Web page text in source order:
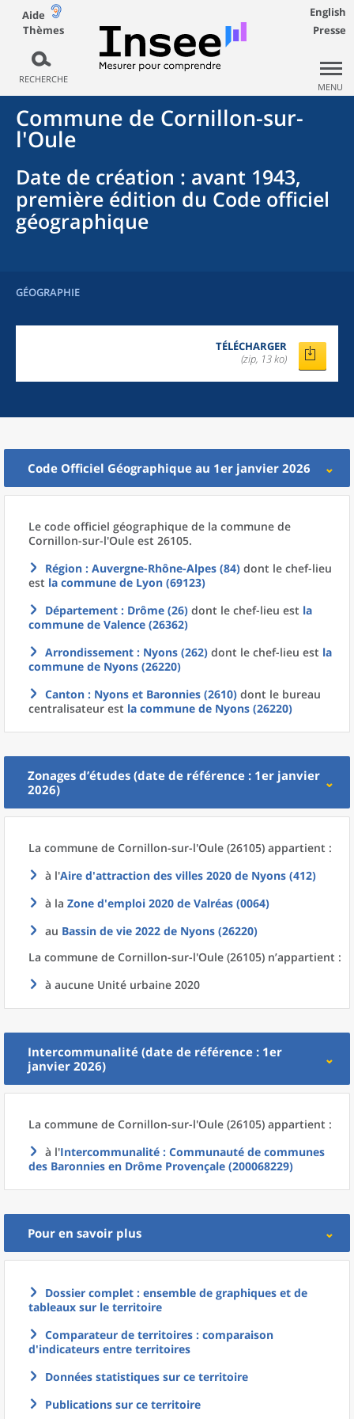
Aide
Thèmes
RECHERCHE
English
Presse
MENU
Commune de Cornillon-sur-
l'Oule
Date de création : avant 1943,
première édition du Code officiel
géographique
GÉOGRAPHIE
TÉLÉCHARGER
(zip, 13 ko)
Code Officiel Géographique au 1er janvier 2026
Le code officiel géographique de la commune de
Cornillon-sur-l'Oule est 26105.
Région : Auvergne-Rhône-Alpes (84) dont le chef-lieu
est la commune de Lyon (69123)
Département : Drôme (26) dont le chef-lieu est la
commune de Valence (26362)
Arrondissement : Nyons (262) dont le chef-lieu est la
commune de Nyons (26220)
Canton : Nyons et Baronnies (2610) dont le bureau
centralisateur est la commune de Nyons (26220)
Zonages d’études (date de référence : 1er janvier
2026)
La commune de Cornillon-sur-l'Oule (26105) appartient :
à l'Aire d'attraction des villes 2020 de Nyons (412)
à la Zone d'emploi 2020 de Valréas (0064)
au Bassin de vie 2022 de Nyons (26220)
La commune de Cornillon-sur-l'Oule (26105) n’appartient :
à aucune Unité urbaine 2020
Intercommunalité (date de référence : 1er
janvier 2026)
La commune de Cornillon-sur-l'Oule (26105) appartient :
à l'Intercommunalité : Communauté de communes
des Baronnies en Drôme Provençale (200068229)
Pour en savoir plus
Dossier complet : ensemble de graphiques et de
tableaux sur le territoire
Comparateur de territoires : comparaison
d'indicateurs entre territoires
Données statistiques sur ce territoire
Publications sur ce territoire